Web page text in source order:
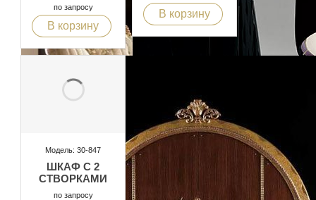
по запросу
В корзину
В корзину
Модель: 30-847
ШКАФ С 2
СТВОРКАМИ
по запросу